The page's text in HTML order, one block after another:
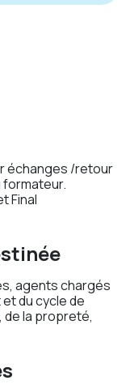
échanges /retour
formateur.
Final
agents chargés
et du cycle de
de la propreté,